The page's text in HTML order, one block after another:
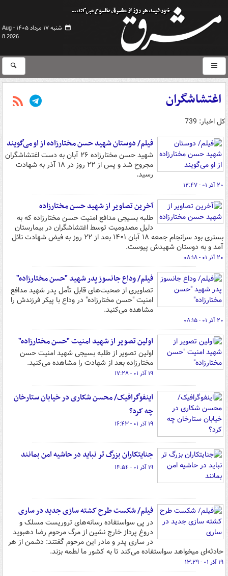
شنبه ۱۷ مرداد ۱۴۰۵ -
Aug
8 2026
اغتشاشگران
کل اخبار: 739
فیلم/ دوستان شهید حسن مختارزاده از او می‌گویند
شهید حسن مختارزاده ۲۶ آبان به دست اغتشاشگران
مجروح شد و پس از ۲۲ روز در ۱۸ آذر به شهادت
رسید.
۲۰ آذر ۰۱ - ۱۲:۴۷
آخرین تصاویر از شهید حسن مختارزاده
طلبه بسیجی مدافع امنیت حسن مختارزاده که به
دلیل مصدومیت توسط اغتشاشگران در بیمارستان
بستری بود سرانجام جمعه ۱۸ آبان ۱۴۰۱ بعد از ۲۲ روز به فیض شهادت نائل
آمد و به دوستان شهیدش پیوست.
۲۰ آذر ۰۱ - ۰۸:۱۸
فیلم/ وداع جانسوز پدر شهید "حسن مختارزاده"
تصاویری از صحبت‌های قابل تأمل پدر شهید مدافع
امنیت "حسن مختارزاده" در وداع با پیکر فرزندش را
مشاهده می‌کنید.
۲۰ آذر ۰۱ - ۰۸:۱۵
اولین تصویر از شهید امنیت "حسن مختارزاده"
اولین تصویر از طلبه بسیجی شهید امنیت حسن
مختارزاده بعد از شهادت را مشاهده می‌کنید.
۱۹ آذر ۰۱ - ۱۷:۲۸
اینفوگرافیک/ محسن شکاری در خیابان ستارخان
چه کرد؟
۱۹ آذر ۰۱ - ۱۶:۴۳
جنایتکاران بزرگ تر نباید در حاشیه امن بمانند
۱۹ آذر ۰۱ - ۱۴:۵۴
فیلم/ شکست طرح کشته سازی جدید در ساری
در پی سواستفاده رسانه‌های تروریست مسلک و
دروغ پرداز خارج نشین از مرگ مرحوم رضا دهبوید
در ساری پدر و مادر این مرحوم گفتند: دشمن از هر
حادثه‌ای میخواهد سواستفاده می‌کند تا به کشور ما لطمه بزند.
۱۹ آذر ۰۱ - ۱۳:۲۹